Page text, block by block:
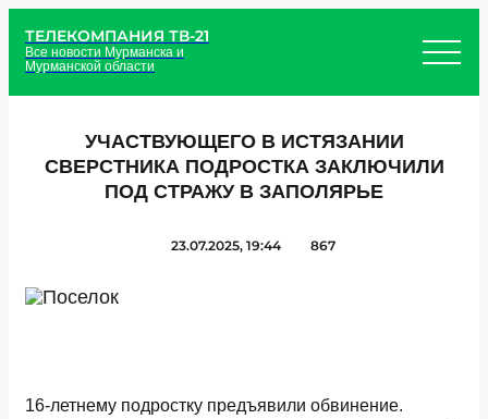
ТЕЛЕКОМПАНИЯ ТВ-21
Все новости Мурманска и
Мурманской области
УЧАСТВУЮЩЕГО В ИСТЯЗАНИИ
СВЕРСТНИКА ПОДРОСТКА ЗАКЛЮЧИЛИ
ПОД СТРАЖУ В ЗАПОЛЯРЬЕ
23.07.2025, 19:44 867
16-летнему подростку предъявили обвинение.